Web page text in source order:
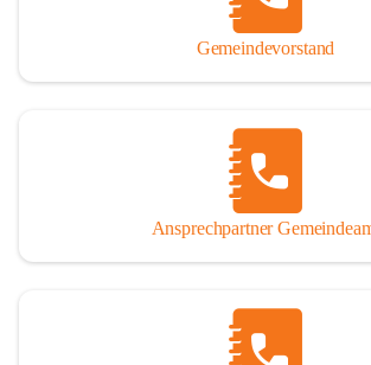
Gemeindevorstand
Ansprechpartner